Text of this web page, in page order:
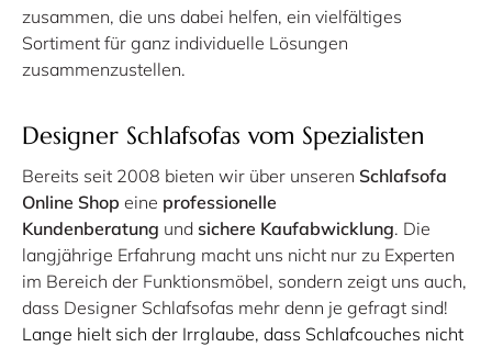
zusammen, die uns dabei helfen, ein vielfältiges
Sortiment für ganz individuelle Lösungen
zusammenzustellen.
Designer Schlafsofas vom Spezialisten
Bereits seit 2008 bieten wir über unseren Schlafsofa
Online Shop eine professionelle
Kundenberatung und sichere Kaufabwicklung. Die
langjährige Erfahrung macht uns nicht nur zu Experten
im Bereich der Funktionsmöbel, sondern zeigt uns auch,
dass Designer Schlafsofas mehr denn je gefragt sind!
Lange hielt sich der Irrglaube, dass Schlafcouches nicht